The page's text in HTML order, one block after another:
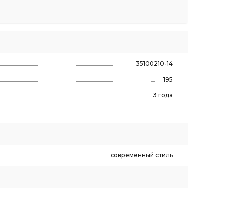
35100210-14
195
3 года
современный стиль